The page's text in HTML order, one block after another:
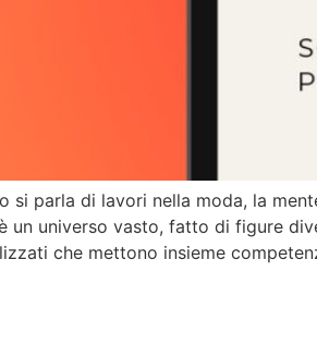
si parla di lavori nella moda, la
un universo vasto, fatto di figure
che mettono insieme